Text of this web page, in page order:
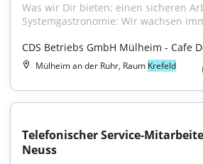
Was wir Dir bieten: einen sicheren
Systemgastronomie: Wir wachsen
CDS Betriebs GmbH Mülheim - Cafe
Mülheim an der Ruhr, Raum Krefeld
Telefonischer Service-
Neuss